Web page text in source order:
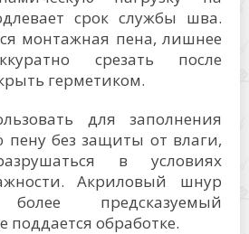
срок службы шва.
монтажная пена, лишнее
срезать после
герметиком.
для заполнения
без защиты от влаги,
в условиях
Акриловый шнур
более предсказуемый
поддается обработке.